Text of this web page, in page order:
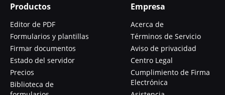
Productos
Editor de PDF
Formularios y plantillas
Firmar documentos
Estado del servidor
Precios
Biblioteca de
Empresa
Acerca de
Términos de Servicio
Aviso de privacidad
Centro Legal
Cumplimiento de Firma
Electrónica